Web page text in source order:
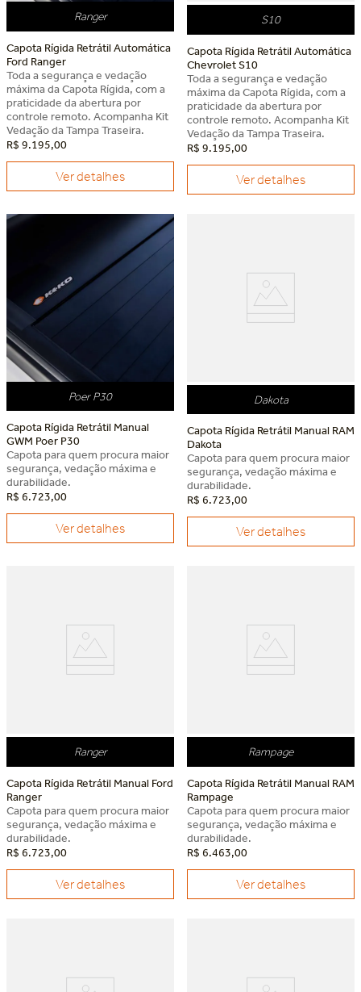
Ranger
Capota Rígida Retrátil Automática
Ford Ranger
Toda a segurança e vedação
máxima da Capota Rígida, com a
praticidade da abertura por
controle remoto. Acompanha Kit
Vedação da Tampa Traseira.
R$ 9.195,00
Ver detalhes
S10
Capota Rígida Retrátil Automática
Chevrolet S10
Toda a segurança e vedação
máxima da Capota Rígida, com a
praticidade da abertura por
controle remoto. Acompanha Kit
Vedação da Tampa Traseira.
R$ 9.195,00
Ver detalhes
Poer P30
Capota Rígida Retrátil Manual
GWM Poer P30
Capota para quem procura maior
segurança, vedação máxima e
durabilidade.
R$ 6.723,00
Ver detalhes
Dakota
Capota Rígida Retrátil Manual RAM
Dakota
Capota para quem procura maior
segurança, vedação máxima e
durabilidade.
R$ 6.723,00
Ver detalhes
Ranger
Capota Rígida Retrátil Manual Ford
Ranger
Capota para quem procura maior
segurança, vedação máxima e
durabilidade.
R$ 6.723,00
Ver detalhes
Rampage
Capota Rígida Retrátil Manual RAM
Rampage
Capota para quem procura maior
segurança, vedação máxima e
durabilidade.
R$ 6.463,00
Ver detalhes